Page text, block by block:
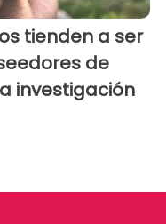
tienden a ser
de
investigación